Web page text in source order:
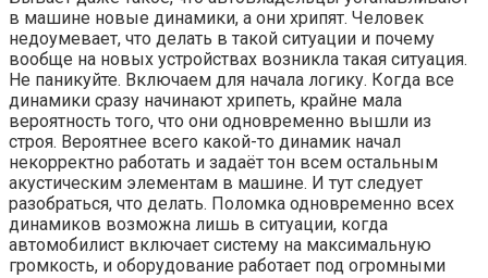
в машине новые динамики, а они хрипят. Человек
недоумевает, что делать в такой ситуации и почему
вообще на новых устройствах возникла такая ситуация.
Не паникуйте. Включаем для начала логику. Когда все
динамики сразу начинают хрипеть, крайне мала
вероятность того, что они одновременно вышли из
строя. Вероятнее всего какой-то динамик начал
некорректно работать и задаёт тон всем остальным
акустическим элементам в машине. И тут следует
разобраться, что делать. Поломка одновременно всех
динамиков возможна лишь в ситуации, когда
автомобилист включает систему на максимальную
громкость, и оборудование работает под огромными